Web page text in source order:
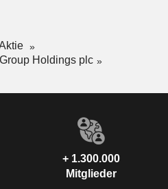
Holdings plc
+ 1.300.000
Mitglieder